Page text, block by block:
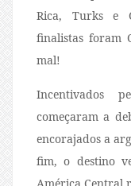
Rica, Turks e
finalistas foram
mal!
Incentivados
começaram a
encorajados a
fim, o destino